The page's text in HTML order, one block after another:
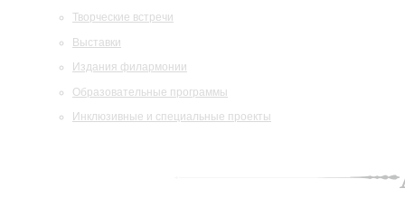
Творческие встречи
Выставки
Издания филармонии
Образовательные программы
Инклюзивные и специальные проекты